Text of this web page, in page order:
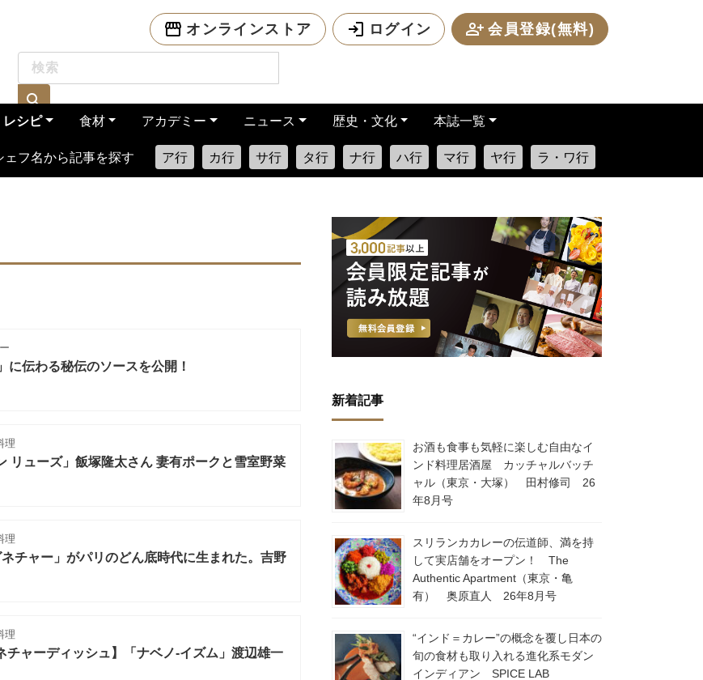
オンラインストア ログイン 会員登録(無料)
レシピ 食材 アカデミー ニュース 歴史・文化 本誌一覧
ェフ名から記事を探す ア行 カ行 サ行 タ行 ナ行 ハ行 マ行 ヤ行 ラ・ワ行
に伝わる秘伝のソースを公開！
理
リューズ」飯塚隆太さん 妻有ポークと雪室野菜
理
チャー」がパリのどん底時代に生まれた。吉野
理
チャーディッシュ】「ナベノ‐イズム」渡辺雄一
新着記事
お酒も食事も気軽に楽しむ自由なイ
ンド料理居酒屋 カッチャルバッチ
ャル（東京・大塚） 田村修司 26
年8月号
スリランカカレーの伝道師、満を持
して実店舗をオープン！ The
Authentic Apartment（東京・亀
有） 奥原直人 26年8月号
“インド＝カレー”の概念を覆し日本の
旬の食材も取り入れる進化系モダン
インディアン SPICE LAB